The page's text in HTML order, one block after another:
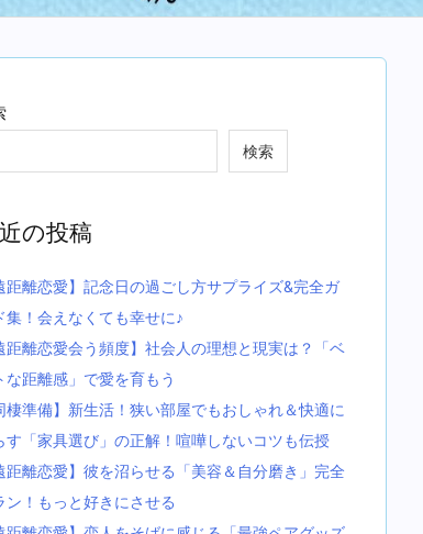
検索
の投稿
距離恋愛】記念日の過ごし方サプライズ&完全ガ
集！会えなくても幸せに♪
距離恋愛会う頻度】社会人の理想と現実は？「ベ
な距離感」で愛を育もう
棲準備】新生活！狭い部屋でもおしゃれ＆快適に
す「家具選び」の正解！喧嘩しないコツも伝授
距離恋愛】彼を沼らせる「美容＆自分磨き」完全
ン！もっと好きにさせる